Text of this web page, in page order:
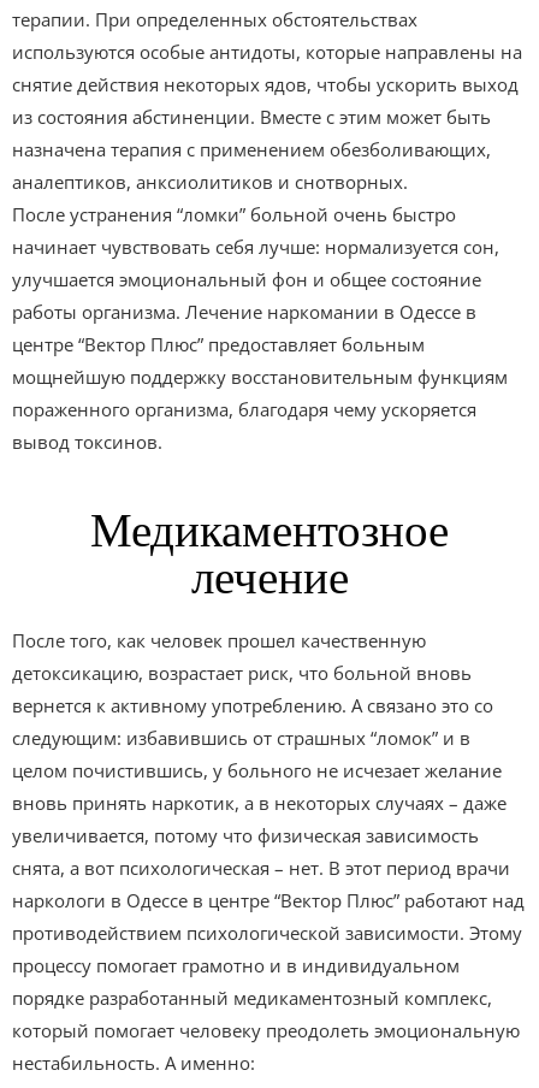
терапии. При определенных обстоятельствах
используются особые антидоты, которые направлены на
снятие действия некоторых ядов, чтобы ускорить выход
из состояния абстиненции. Вместе с этим может быть
назначена терапия с применением обезболивающих,
аналептиков, анксиолитиков и снотворных.
После устранения “ломки” больной очень быстро
начинает чувствовать себя лучше: нормализуется сон,
улучшается эмоциональный фон и общее состояние
работы организма. Лечение наркомании в Одессе в
центре “Вектор Плюс” предоставляет больным
мощнейшую поддержку восстановительным функциям
пораженного организма, благодаря чему ускоряется
вывод токсинов.
Медикаментозное
лечение
После того, как человек прошел качественную
детоксикацию, возрастает риск, что больной вновь
вернется к активному употреблению. А связано это со
следующим: избавившись от страшных “ломок” и в
целом почистившись, у больного не исчезает желание
вновь принять наркотик, а в некоторых случаях – даже
увеличивается, потому что физическая зависимость
снята, а вот психологическая – нет. В этот период врачи
наркологи в Одессе в центре “Вектор Плюс” работают над
противодействием психологической зависимости. Этому
процессу помогает грамотно и в индивидуальном
порядке разработанный медикаментозный комплекс,
который помогает человеку преодолеть эмоциональную
нестабильность. А именно: